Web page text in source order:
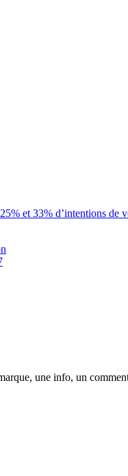
et 33% d’intentions de
une info, un